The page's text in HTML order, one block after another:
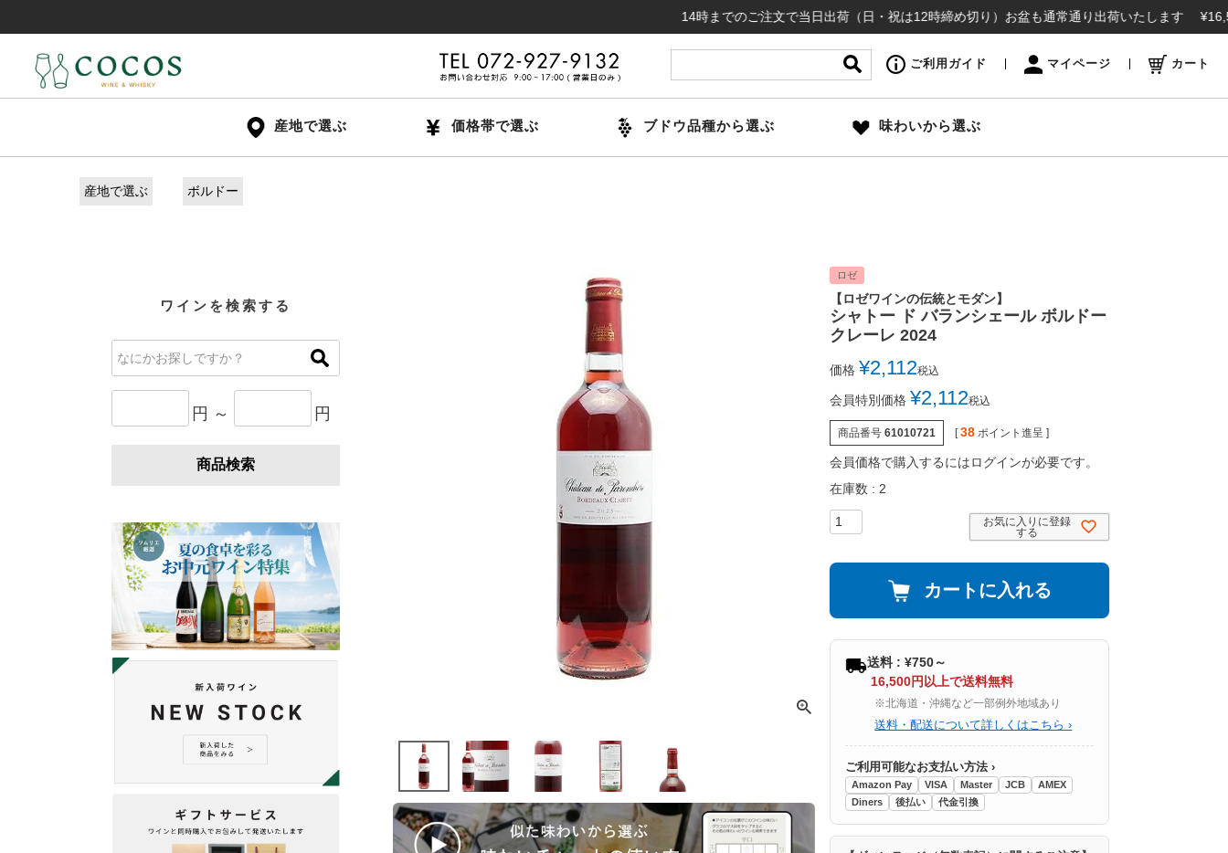
14時までのご注文で当日出荷（日・祝は12時締め切り）お盆も通常通り出荷いたします ¥16,500(税
ご利用ガイド マイページ カート
産地で選ぶ 価格帯で選ぶ ブドウ品種から選ぶ 味わいから選ぶ
産地で選ぶ ボルドー
ワインを検索する
円 ～ 円
商品検索
ロゼ
【ロゼワインの伝統とモダン】
シャトー ド バランシェール ボルドー
クレーレ 2024
価格 ¥2,112税込
会員特別価格 ¥2,112税込
商品番号 61010721 [ 38 ポイント進呈 ]
会員価格で購入するにはログインが必要です。
在庫数
2
お気に入りに登録
する
カートに入れる
送料 : ¥750～
16,500円以上で送料無料
※北海道・沖縄など一部例外地域あり
送料・配送について詳しくはこちら ›
ご利用可能なお支払い方法 ›
Amazon Pay VISA Master JCB
AMEX
Diners
後払い 代金引換